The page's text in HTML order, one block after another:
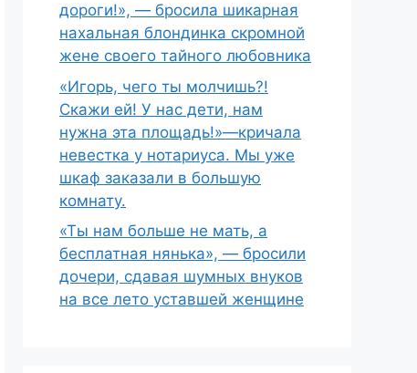
дороги!», — бросила шикарная
нахальная блондинка скромной
жене своего тайного любовника
«Игорь, чего ты молчишь?!
Скажи ей! У нас дети, нам
нужна эта площадь!»—кричала
невестка у нотариуса. Мы уже
шкаф заказали в большую
комнату.
«Ты нам больше не мать, а
бесплатная нянька», — бросили
дочери, сдавая шумных внуков
на все лето уставшей женщине